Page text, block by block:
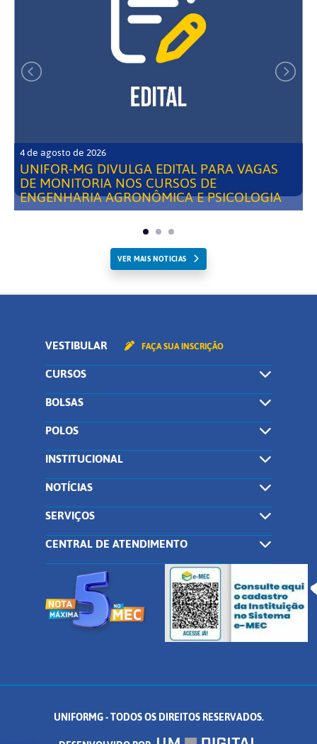
4 de agosto de 2026
UNIFOR-MG DIVULGA EDITAL PARA VAGAS
DE MONITORIA NOS CURSOS DE
ENGENHARIA AGRONÔMICA E PSICOLOGIA
VER MAIS NOTICIAS
VESTIBULAR FAÇA SUA INSCRIÇÃO
CURSOS
BOLSAS
POLOS
INSTITUCIONAL
NOTÍCIAS
SERVIÇOS
CENTRAL DE ATENDIMENTO
UNIFORMG - TODOS OS DIREITOS RESERVADOS.